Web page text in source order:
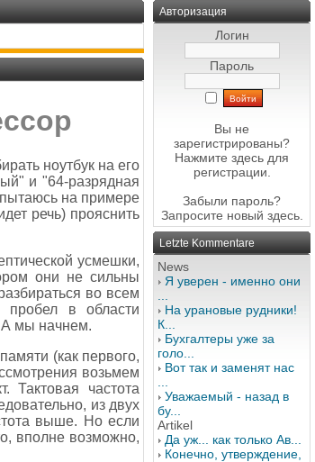
ноутбук на его
и "64-разрядная
на примере
речь) прояснить
усмешки,
они не сильны
во всем
пробел в области
А мы начнем.
(как первого,
возьмем
Тактовая частота
из двух
выше. Но если
вполне возможно,
Авторизация
Логин
Пароль
Вы не
зарегистрированы?
Нажмите здесь для
регистрации.
Забыли пароль?
Запросите новый здесь.
Letzte Kommentare
News
Я уверен - именно они
На урановые рудники!
К...
Бухгалтеры уже за
голо...
Вот так и заменят нас
Уважаемый - назад в
бу...
Artikel
Да уж... как только Ав...
Конечно, утверждение,